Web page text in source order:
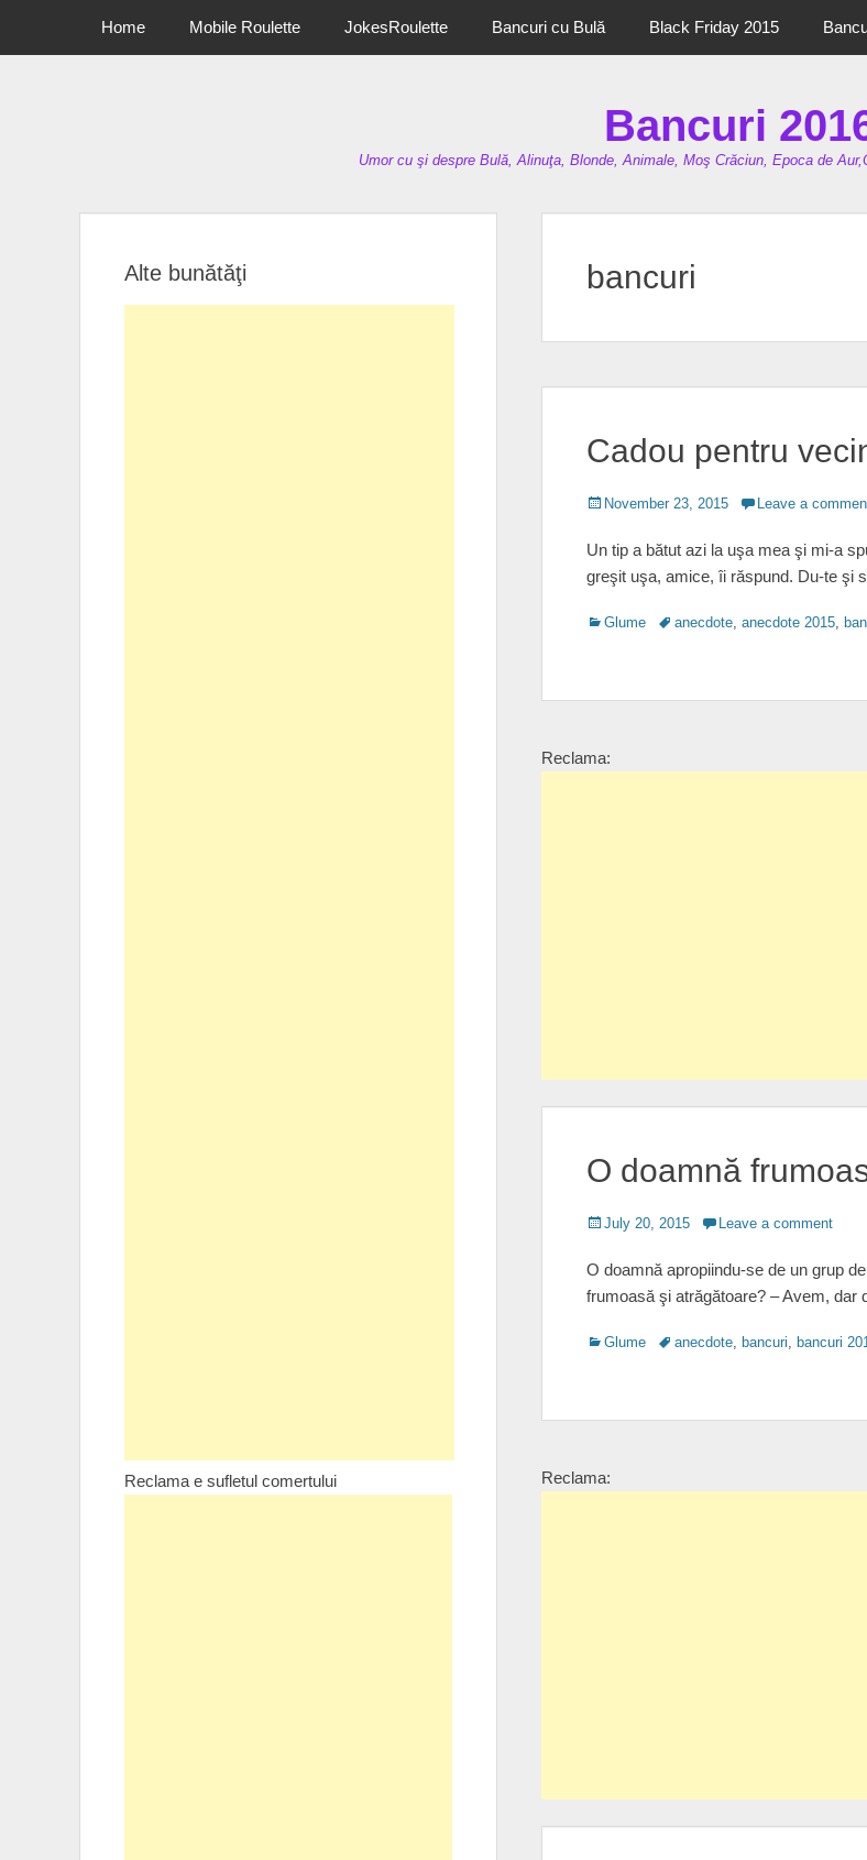
Primary Menu
Home Mobile Roulette JokesRoulette Bancuri cu Bulă Black Friday 2015
Bancuri
Umor cu şi despre Bulă, Alinuţa, Blonde, Animale, Moş Crăciun, Epoca de
bancuri
Cadou pentru
Posted
November 23, 2015 Leave a
Un tip a bătut azi la uşa mea şi mi-a
greşit uşa, amice, îi răspund. Du-te şi
Categories
Glume Tagsanecdote, anecdote 2015,
Reclama:
O doamnă
Posted
July 20, 2015 Leave a comment
O doamnă apropiindu-se de un grup
frumoasă şi atrăgătoare? – Avem, dar
Categories
Glume Tagsanecdote, bancuri, bancuri
Reclama:
Alte bunătăţi
Reclama e sufletul comertului